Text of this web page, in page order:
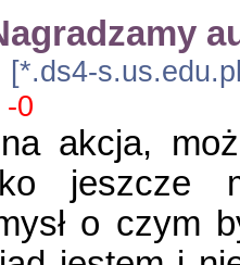
-0
akcja,
jeszcze
o czym